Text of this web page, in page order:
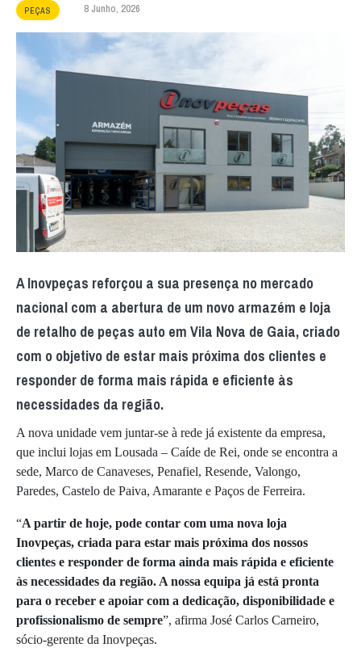
PEÇAS 8 Junho, 2026
A Inovpeças reforçou a sua presença no mercado
nacional com a abertura de um novo armazém e loja
de retalho de peças auto em Vila Nova de Gaia, criado
com o objetivo de estar mais próxima dos clientes e
responder de forma mais rápida e eficiente às
necessidades da região.
A nova unidade vem juntar-se à rede já existente da empresa,
que inclui lojas em Lousada – Caíde de Rei, onde se encontra a
sede, Marco de Canaveses, Penafiel, Resende, Valongo,
Paredes, Castelo de Paiva, Amarante e Paços de Ferreira.
“A partir de hoje, pode contar com uma nova loja
Inovpeças, criada para estar mais próxima dos nossos
clientes e responder de forma ainda mais rápida e eficiente
às necessidades da região. A nossa equipa já está pronta
para o receber e apoiar com a dedicação, disponibilidade e
profissionalismo de sempre”, afirma José Carlos Carneiro,
sócio-gerente da Inovpeças.